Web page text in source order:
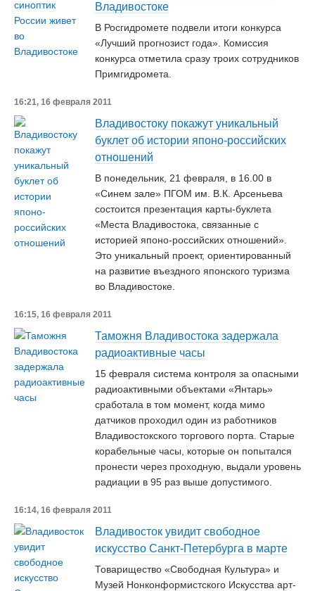
Владивостоке
В Росгидромете подвели итоги конкурса
«Лучший прогнозист года». Комиссия
конкурса отметила сразу троих сотрудников
Примгидромета.
16:21, 16 февраля 2011
Владивостоку покажут уникальный
буклет об истории японо-российских
отношений
В понедельник, 21 февраля, в 16.00 в
«Синем зале» ПГОМ им. В.К. Арсеньева
состоится презентация карты-буклета
«Места Владивостока, связанные с
историей японо-российских отношений».
Это уникальный проект, ориентированный
на развитие въездного японского туризма
во Владивостоке.
16:15, 16 февраля 2011
Таможня Владивостока задержала
радиоактивные часы
15 февраля система контроля за опасными
радиоактивными объектами «Янтарь»
сработала в том момент, когда мимо
датчиков проходил один из работников
Владивостокского торгового порта. Старые
корабельные часы, которые он попытался
пронести через проходную, выдали уровень
радиации в 95 раз выше допустимого.
16:14, 16 февраля 2011
Владивосток увидит свободное
искусство Санкт-Петербурга в марте
Товарищество «Свободная Культура» и
Музей Нонконформистского Искусства арт-